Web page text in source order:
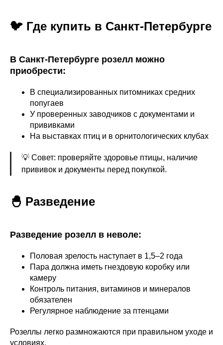
🐦 Где купить в Санкт-Петербурге
В Санкт-Петербурге розелл можно
приобрести:
В специализированных питомниках средних
попугаев
У проверенных заводчиков с документами и
прививками
На выставках птиц и в орнитологических клубах
💡 Совет: проверяйте здоровье птицы, наличие
прививок и документы перед покупкой.
🐣 Разведение
Разведение розелл в неволе:
Половая зрелость наступает в 1,5–2 года
Пара должна иметь гнездовую коробку или
камеру
Контроль питания, витаминов и минералов
обязателен
Регулярное наблюдение за птенцами
Розеллы легко размножаются при правильном уходе и
условиях.